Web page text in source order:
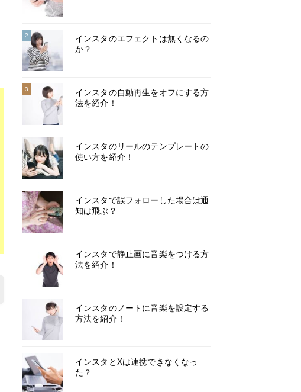
2
インスタのエフェクトは無くなるの
か？
3
インスタの自動再生をオフにする方
法を紹介！
インスタのリールのテンプレートの
使い方を紹介！
インスタで誤フォローした場合は通
知は飛ぶ？
インスタで静止画に音楽をつける方
法を紹介！
インスタのノートに音楽を設定する
方法を紹介！
インスタとXは連携できなくなっ
た？